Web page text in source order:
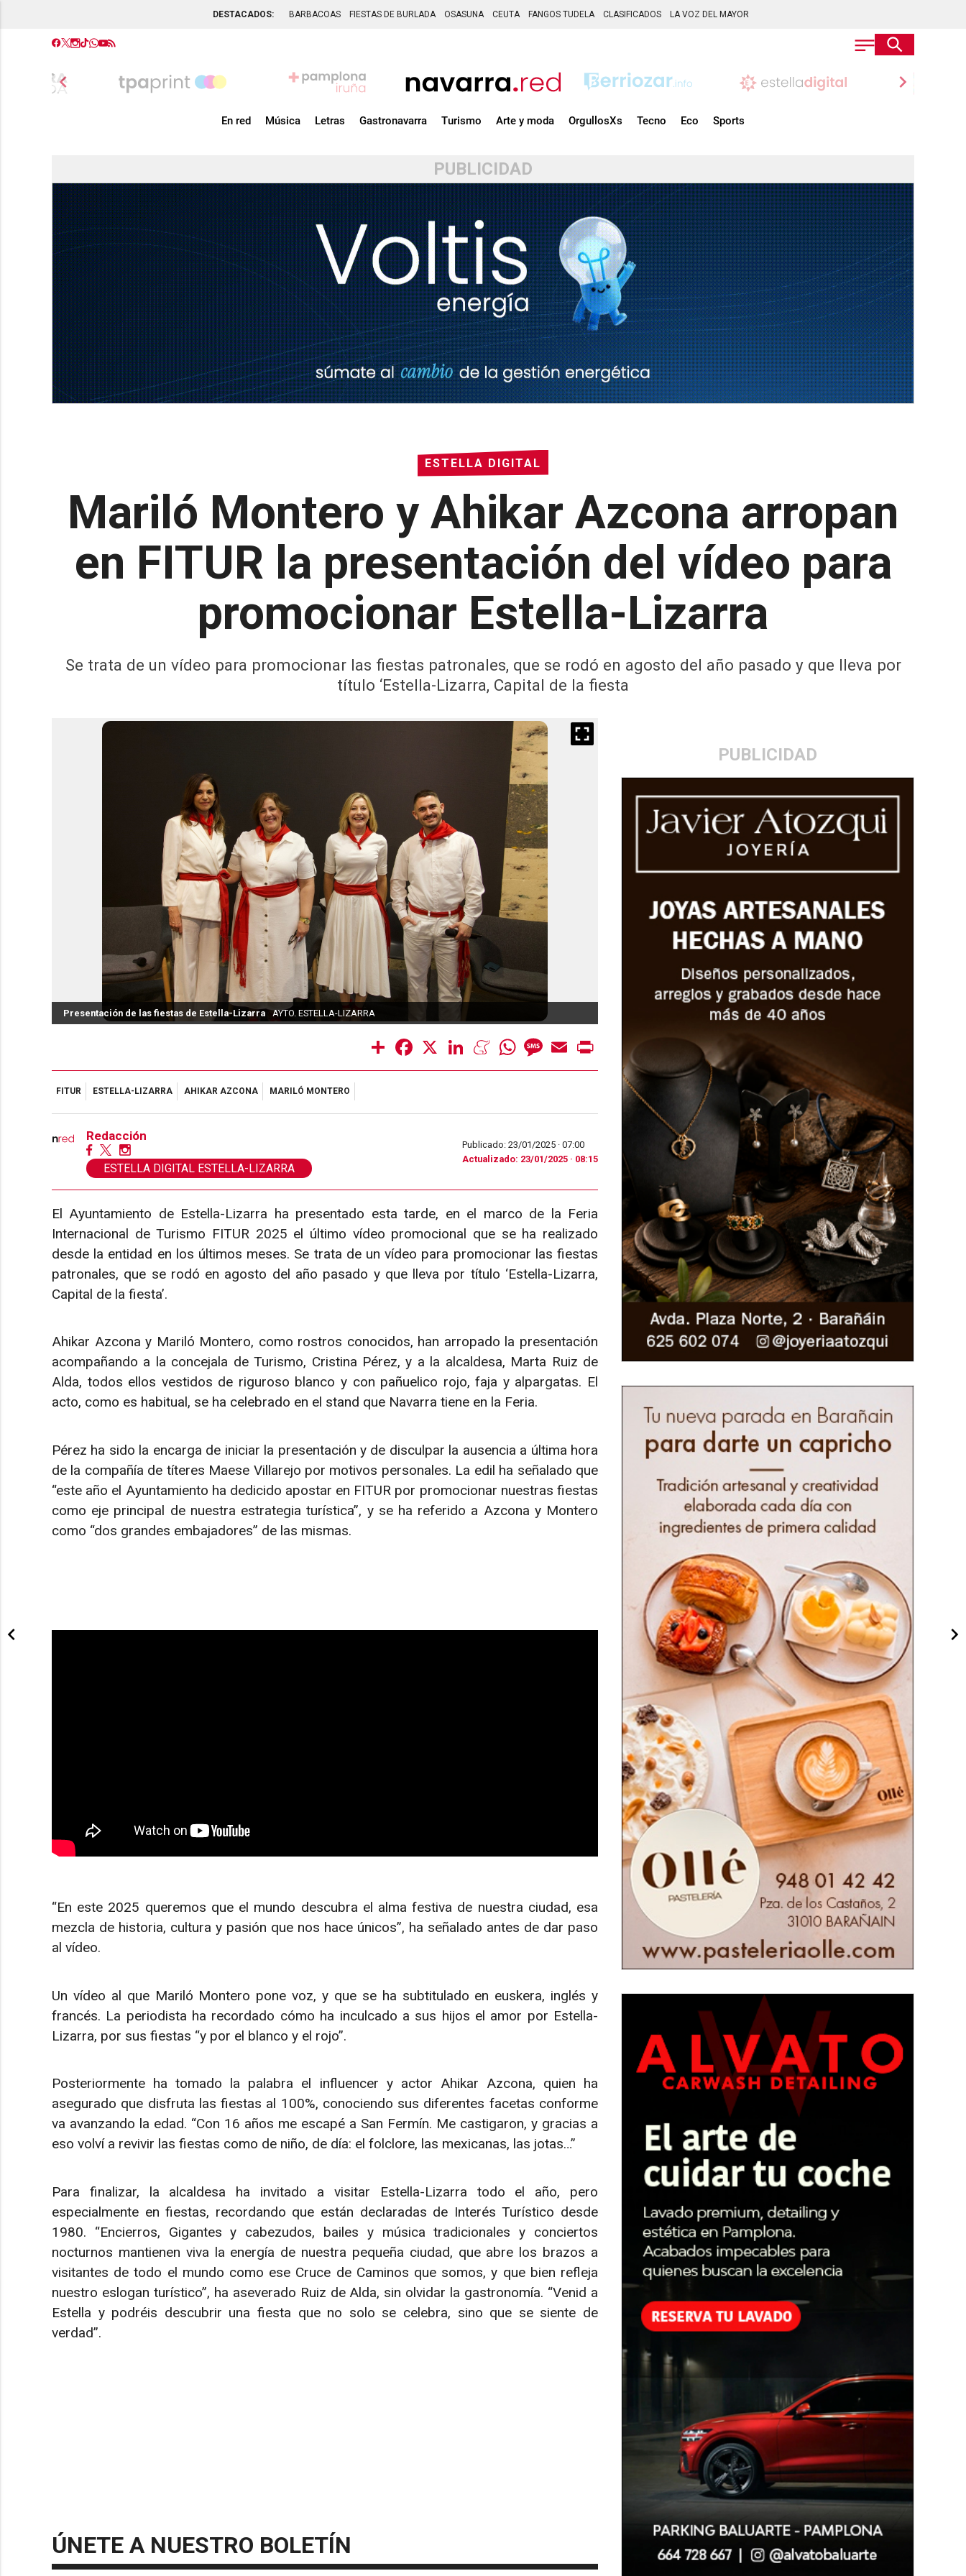
DESTACADOS: BARBACOAS FIESTAS DE BURLADA OSASUNA CEUTA FANGOS TUDELA CLASIFICADOS LA VOZ DEL MAYOR
chevron_left chevron_right
En red Música Letras Gastronavarra Turismo Arte y moda OrgullosXs Tecno Eco Sports
PUBLICIDAD
ESTELLA DIGITAL
Mariló Montero y Ahikar Azcona arropan
en FITUR la presentación del vídeo para
promocionar Estella-Lizarra
Se trata de un vídeo para promocionar las fiestas patronales, que se rodó en agosto del año pasado y que lleva por
título ‘Estella-Lizarra, Capital de la fiesta
PUBLICIDAD
Presentación de las fiestas de Estella-Lizarra AYTO. ESTELLA-LIZARRA
Share Facebook LinkedInMeneameWhatsAppMessage
Email
FITUR ESTELLA-LIZARRA AHIKAR AZCONA MARILÓ MONTERO
Redacción
ESTELLA DIGITAL ESTELLA-LIZARRA
Publicado: 23/01/2025 · 07:00
Actualizado: 23/01/2025 · 08:15
El Ayuntamiento de Estella-Lizarra ha presentado esta tarde, en el marco de la Feria
Internacional de Turismo FITUR 2025 el último vídeo promocional que se ha realizado
desde la entidad en los últimos meses. Se trata de un vídeo para promocionar las fiestas
patronales, que se rodó en agosto del año pasado y que lleva por título ‘Estella-Lizarra,
Capital de la fiesta’.
Ahikar Azcona y Mariló Montero, como rostros conocidos, han arropado la presentación
acompañando a la concejala de Turismo, Cristina Pérez, y a la alcaldesa, Marta Ruiz de
Alda, todos ellos vestidos de riguroso blanco y con pañuelico rojo, faja y alpargatas. El
acto, como es habitual, se ha celebrado en el stand que Navarra tiene en la Feria.
Pérez ha sido la encarga de iniciar la presentación y de disculpar la ausencia a última hora
de la compañía de títeres Maese Villarejo por motivos personales. La edil ha señalado que
“este año el Ayuntamiento ha dedicido apostar en FITUR por promocionar nuestras fiestas
como eje principal de nuestra estrategia turística”, y se ha referido a Azcona y Montero
como “dos grandes embajadores” de las mismas.
“En este 2025 queremos que el mundo descubra el alma festiva de nuestra ciudad, esa
mezcla de historia, cultura y pasión que nos hace únicos”, ha señalado antes de dar paso
al vídeo.
Un vídeo al que Mariló Montero pone voz, y que se ha subtitulado en euskera, inglés y
francés. La periodista ha recordado cómo ha inculcado a sus hijos el amor por Estella-
Lizarra, por sus fiestas “y por el blanco y el rojo”.
Posteriormente ha tomado la palabra el influencer y actor Ahikar Azcona, quien ha
asegurado que disfruta las fiestas al 100%, conociendo sus diferentes facetas conforme
va avanzando la edad. “Con 16 años me escapé a San Fermín. Me castigaron, y gracias a
eso volví a revivir las fiestas como de niño, de día: el folclore, las mexicanas, las jotas…”
Para finalizar, la alcaldesa ha invitado a visitar Estella-Lizarra todo el año, pero
especialmente en fiestas, recordando que están declaradas de Interés Turístico desde
1980. “Encierros, Gigantes y cabezudos, bailes y música tradicionales y conciertos
nocturnos mantienen viva la energía de nuestra pequeña ciudad, que abre los brazos a
visitantes de todo el mundo como ese Cruce de Caminos que somos, y que bien refleja
nuestro eslogan turístico”, ha aseverado Ruiz de Alda, sin olvidar la gastronomía. “Venid a
Estella y podréis descubrir una fiesta que no solo se celebra, sino que se siente de
verdad”.
ÚNETE A NUESTRO BOLETÍN